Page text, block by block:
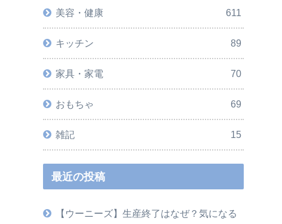
美容・健康 611
キッチン 89
家具・家電 70
おもちゃ 69
雑記 15
最近の投稿
【ウーニーズ】生産終了はなぜ？気になる